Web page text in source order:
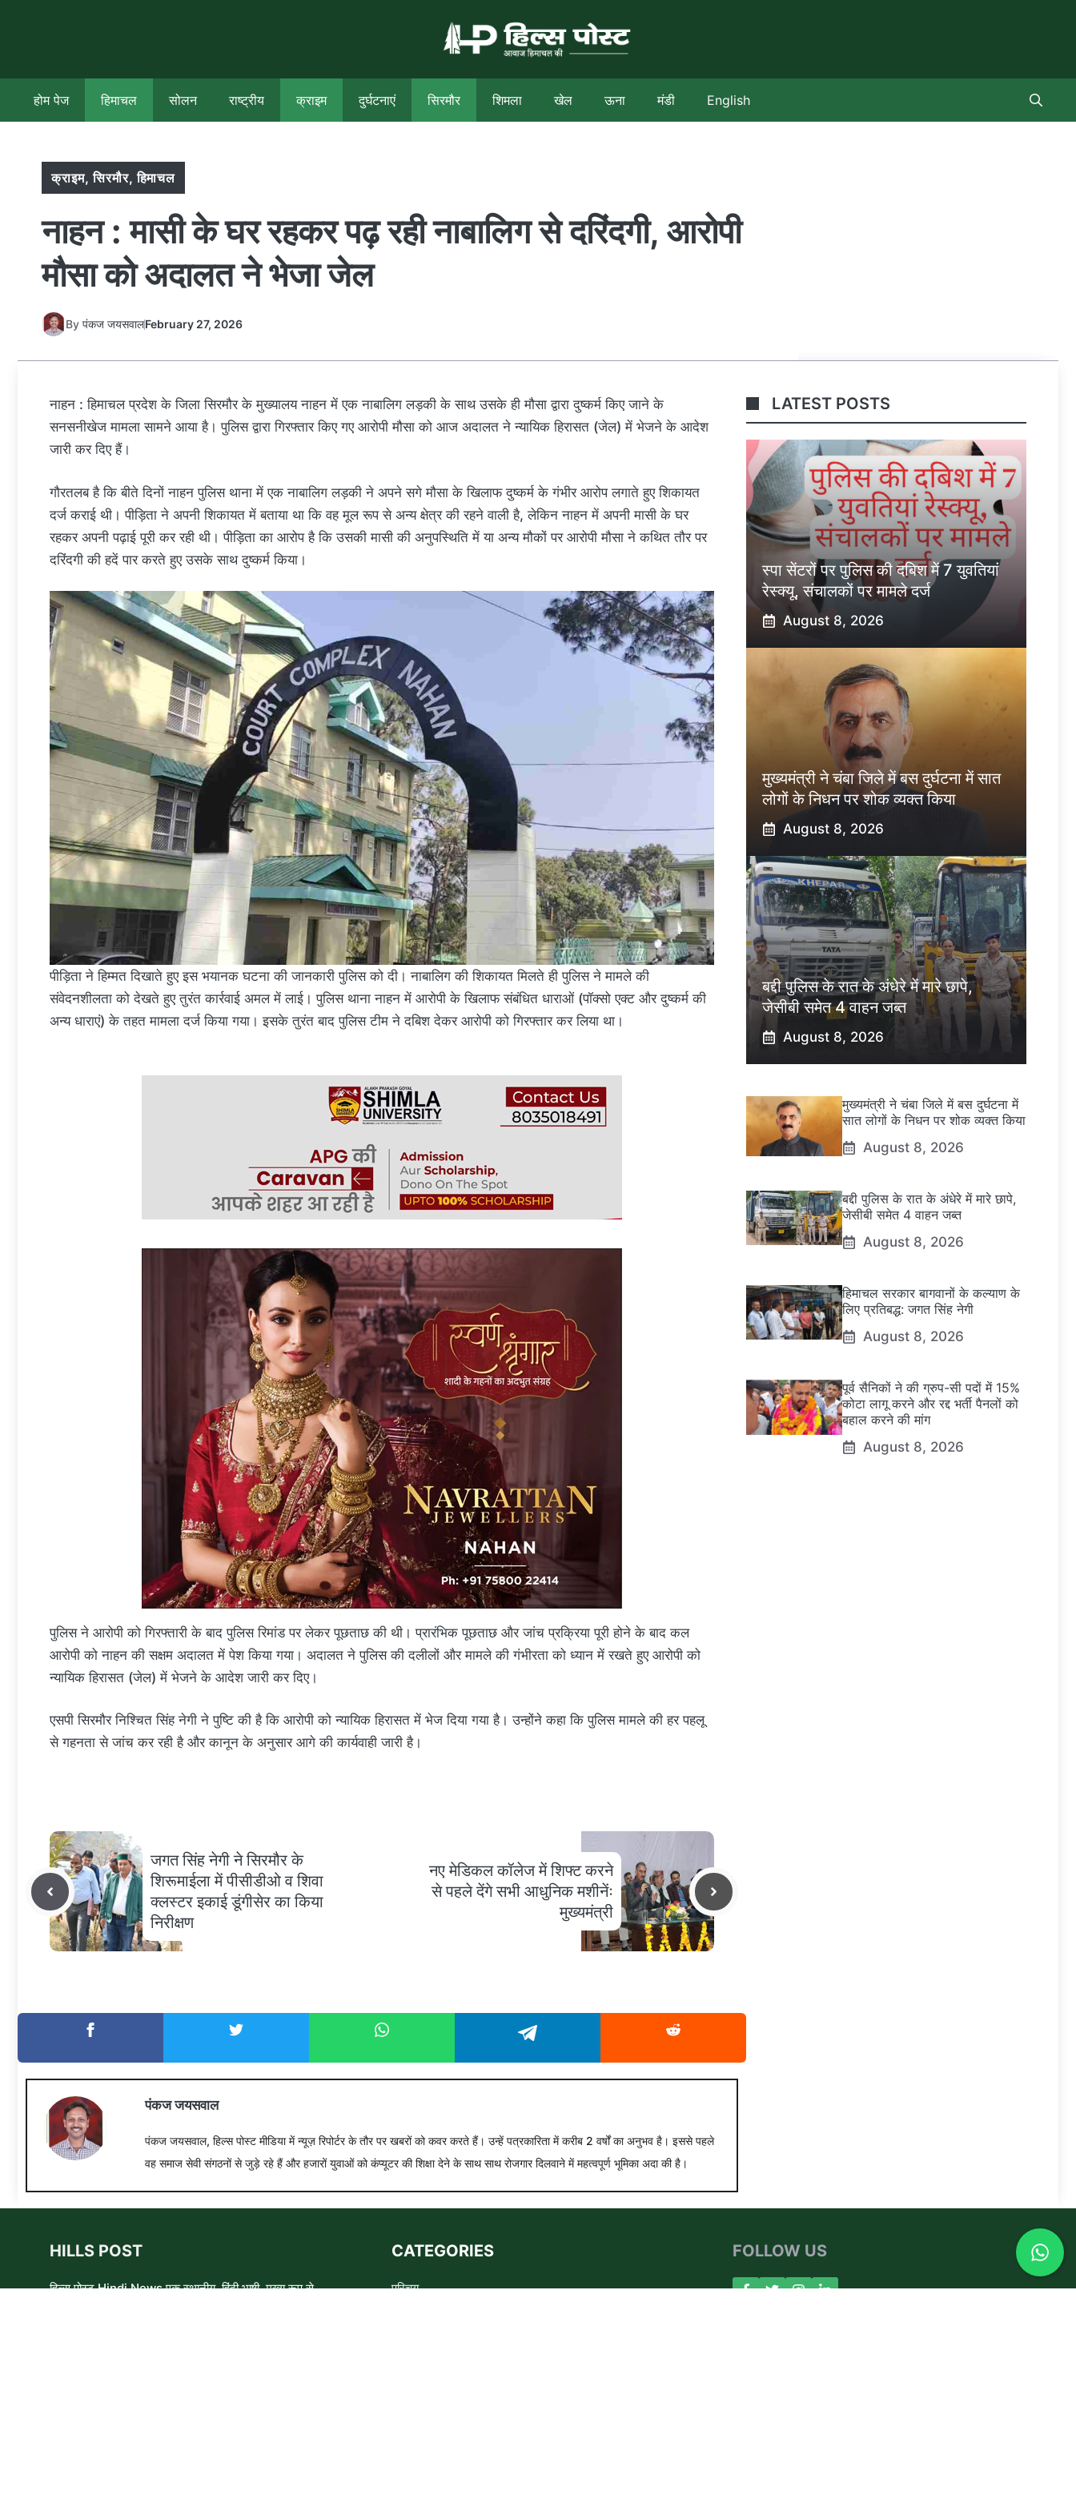
होम पेज हिमाचल सोलन राष्ट्रीय क्राइम दुर्घटनाएं सिरमौर शिमला खेल ऊना मंडी English
क्राइम,सिरमौर,हिमाचल
नाहन : मासी के घर रहकर पढ़ रही नाबालिग से दरिंदगी, आरोपी
मौसा को अदालत ने भेजा जेल
By पंकज जयसवालFebruary 27, 2026
नाहन : हिमाचल प्रदेश के जिला सिरमौर के मुख्यालय नाहन में एक नाबालिग लड़की के साथ उसके ही मौसा द्वारा दुष्कर्म किए जाने के
सनसनीखेज मामला सामने आया है। पुलिस द्वारा गिरफ्तार किए गए आरोपी मौसा को आज अदालत ने न्यायिक हिरासत (जेल) में भेजने के आदेश
जारी कर दिए हैं।
गौरतलब है कि बीते दिनों नाहन पुलिस थाना में एक नाबालिग लड़की ने अपने सगे मौसा के खिलाफ दुष्कर्म के गंभीर आरोप लगाते हुए शिकायत
दर्ज कराई थी। पीड़िता ने अपनी शिकायत में बताया था कि वह मूल रूप से अन्य क्षेत्र की रहने वाली है, लेकिन नाहन में अपनी मासी के घर
रहकर अपनी पढ़ाई पूरी कर रही थी। पीड़िता का आरोप है कि उसकी मासी की अनुपस्थिति में या अन्य मौकों पर आरोपी मौसा ने कथित तौर पर
दरिंदगी की हदें पार करते हुए उसके साथ दुष्कर्म किया।
पीड़िता ने हिम्मत दिखाते हुए इस भयानक घटना की जानकारी पुलिस को दी। नाबालिग की शिकायत मिलते ही पुलिस ने मामले की
संवेदनशीलता को देखते हुए तुरंत कार्रवाई अमल में लाई। पुलिस थाना नाहन में आरोपी के खिलाफ संबंधित धाराओं (पॉक्सो एक्ट और दुष्कर्म की
अन्य धाराएं) के तहत मामला दर्ज किया गया। इसके तुरंत बाद पुलिस टीम ने दबिश देकर आरोपी को गिरफ्तार कर लिया था।
पुलिस ने आरोपी को गिरफ्तारी के बाद पुलिस रिमांड पर लेकर पूछताछ की थी। प्रारंभिक पूछताछ और जांच प्रक्रिया पूरी होने के बाद कल
आरोपी को नाहन की सक्षम अदालत में पेश किया गया। अदालत ने पुलिस की दलीलों और मामले की गंभीरता को ध्यान में रखते हुए आरोपी को
न्यायिक हिरासत (जेल) में भेजने के आदेश जारी कर दिए।
एसपी सिरमौर निश्चित सिंह नेगी ने पुष्टि की है कि आरोपी को न्यायिक हिरासत में भेज दिया गया है। उन्होंने कहा कि पुलिस मामले की हर पहलू
से गहनता से जांच कर रही है और कानून के अनुसार आगे की कार्यवाही जारी है।
जगत सिंह नेगी ने सिरमौर के
शिरूमाईला में पीसीडीओ व शिवा
क्लस्टर इकाई डूंगीसेर का किया
निरीक्षण
नए मेडिकल कॉलेज में शिफ्ट करने
से पहले देंगे सभी आधुनिक मशीनेंः
मुख्यमंत्री
पंकज जयसवाल
पंकज जयसवाल, हिल्स पोस्ट मीडिया में न्यूज़ रिपोर्टर के तौर पर खबरों को कवर करते हैं। उन्हें पत्रकारिता में करीब 2 वर्षों का अनुभव है। इससे पहले
वह समाज सेवी संगठनों से जुड़े रहे हैं और हजारों युवाओं को कंप्यूटर की शिक्षा देने के साथ साथ रोजगार दिलवाने में महत्वपूर्ण भूमिका अदा की है।
LATEST POSTS
स्पा सेंटरों पर पुलिस की दबिश में 7 युवतियां
रेस्क्यू, संचालकों पर मामले दर्ज
August 8, 2026
मुख्यमंत्री ने चंबा जिले में बस दुर्घटना में सात
लोगों के निधन पर शोक व्यक्त किया
August 8, 2026
बद्दी पुलिस के रात के अंधेरे में मारे छापे,
जेसीबी समेत 4 वाहन जब्त
August 8, 2026
मुख्यमंत्री ने चंबा जिले में बस दुर्घटना में
सात लोगों के निधन पर शोक व्यक्त किया
August 8, 2026
बद्दी पुलिस के रात के अंधेरे में मारे छापे,
जेसीबी समेत 4 वाहन जब्त
August 8, 2026
हिमाचल सरकार बागवानों के कल्याण के
लिए प्रतिबद्ध: जगत सिंह नेगी
August 8, 2026
पूर्व सैनिकों ने की ग्रुप-सी पदों में 15%
कोटा लागू करने और रद्द भर्ती पैनलों को
बहाल करने की मांग
August 8, 2026
HILLS POST
हिल्स पोस्ट Hindi News एक स्थानीय, हिंदी भाषी, मुख्य रूप से
CATEGORIES
परिचय
FOLLOW US